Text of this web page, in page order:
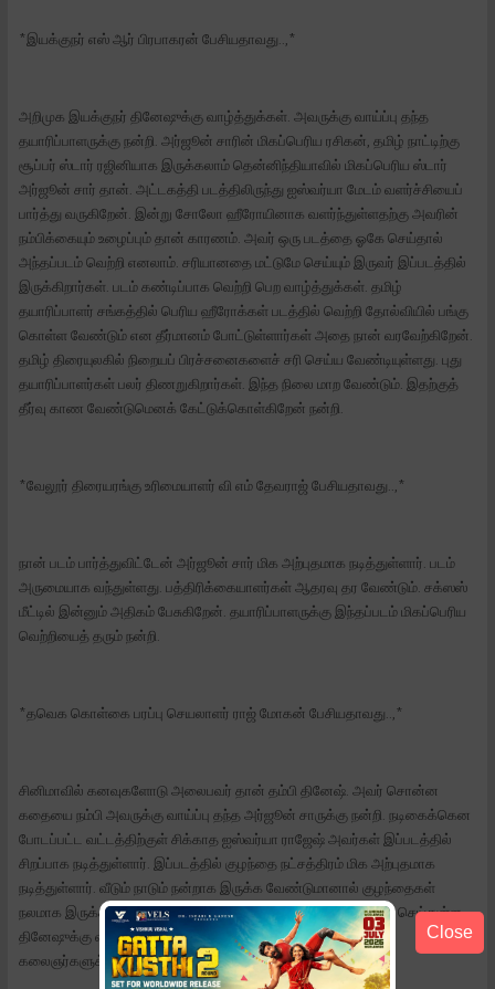
*இயக்குநர் எஸ் ஆர் பிரபாகரன் பேசியதாவது..,*
அறிமுக இயக்குநர் தினேஷுக்கு வாழ்த்துக்கள். அவருக்கு வாய்ப்பு தந்த
தயாரிப்பாளருக்கு நன்றி. அர்ஜூன் சாரின் மிகப்பெரிய ரசிகன், தமிழ் நாட்டிற்கு
சூப்பர் ஸ்டார் ரஜினியாக இருக்கலாம் தென்னிந்தியாவில் மிகப்பெரிய ஸ்டார்
அர்ஜூன் சார் தான். அட்டகத்தி படத்திலிருந்து ஐஸ்வர்யா மேடம் வளர்ச்சியைப்
பார்த்து வருகிறேன். இன்று சோலோ ஹீரோயினாக வளர்ந்துள்ளதற்கு அவரின்
நம்பிக்கையும் உழைப்பும் தான் காரணம். அவர் ஒரு படத்தை ஓகே செய்தால்
அந்தப்படம் வெற்றி எனலாம். சரியானதை மட்டுமே செய்யும் இருவர் இப்படத்தில்
இருக்கிறார்கள். படம் கண்டிப்பாக வெற்றி பெற வாழ்த்துக்கள். தமிழ்
தயாரிப்பாளர் சங்கத்தில் பெரிய ஹீரோக்கள் படத்தில் வெற்றி தோல்வியில் பங்கு
கொள்ள வேண்டும் என தீர்மானம் போட்டுள்ளார்கள் அதை நான் வரவேற்கிறேன்.
தமிழ் திரையுலகில் நிறையப் பிரச்சனைகளைச் சரி செய்ய வேண்டியுள்ளது. புது
தயாரிப்பாளர்கள் பலர் திணறுகிறார்கள். இந்த நிலை மாற வேண்டும். இதற்குத்
தீர்வு காண வேண்டுமெனக் கேட்டுக்கொள்கிறேன் நன்றி.
*வேலூர் திரையரங்கு உரிமையாளர் வி எம் தேவராஜ் பேசியதாவது..,*
நான் படம் பார்த்துவிட்டேன் அர்ஜூன் சார் மிக அற்புதமாக நடித்துள்ளார். படம்
அருமையாக வந்துள்ளது. பத்திரிக்கையாளர்கள் ஆதரவு தர வேண்டும். சக்ஸஸ்
மீட்டில் இன்னும் அதிகம் பேசுகிறேன். தயாரிப்பாளருக்கு இந்தப்படம் மிகப்பெரிய
வெற்றியைத் தரும் நன்றி.
*தவெக கொள்கை பரப்பு செயலாளர் ராஜ் மோகன் பேசியதாவது..,*
சினிமாவில் கனவுகளோடு அலைபவர் தான் தம்பி தினேஷ். அவர் சொன்ன
கதையை நம்பி அவருக்கு வாய்ப்பு தந்த அர்ஜூன் சாருக்கு நன்றி. நடிகைக்கென
போடப்பட்ட வட்டத்திற்குள் சிக்காத ஐஸ்வர்யா ராஜேஷ் அவர்கள் இப்படத்தில்
சிறப்பாக நடித்துள்ளார். இப்படத்தில் குழந்தை நட்சத்திரம் மிக அற்புதமாக
நடித்துள்ளார். வீடும் நாடும் நன்றாக இருக்க வேண்டுமானால் குழந்தைகள்
நலமாக இருக்க வேண்டும் என ஒரு கருத்தைச் செய் நேர்த்தியுடன் செய்துள்ள
தினேஷுக்கு வாழ்த்துக்கள். இப்படத்தில் உழைத்த அனைத்து
கலைஞர்களுக்கும் வாழ்த்துக்கள்.
Close